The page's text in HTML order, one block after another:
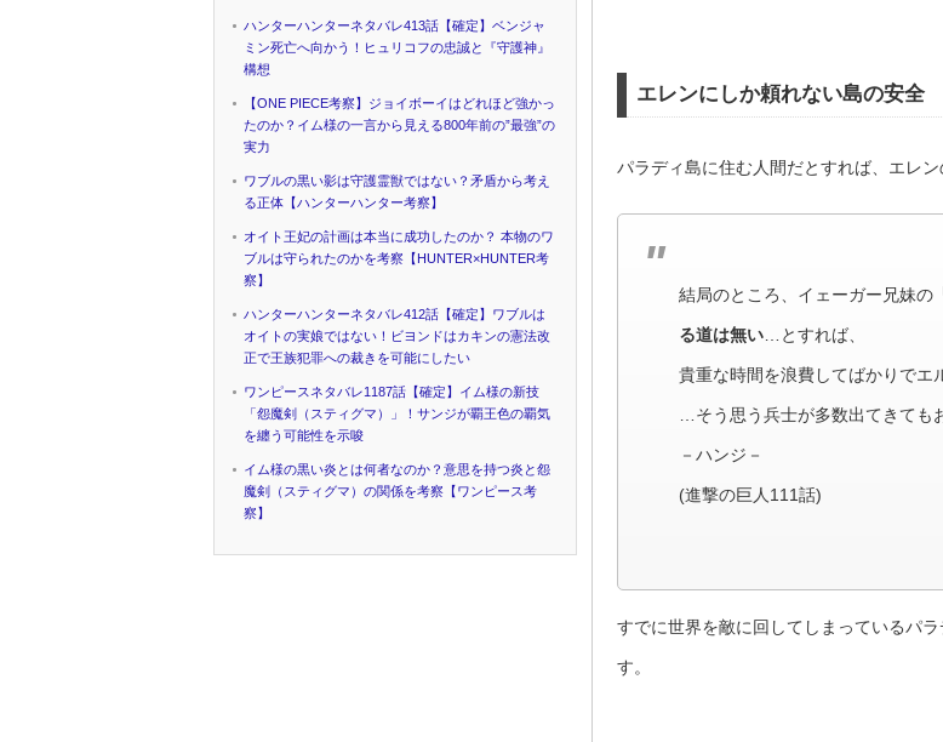
エレンにしか頼れない島の安全
パラディ島に住む人間だとすれば、エレ
結局のところ、イェーガー兄妹の
る道は無い …とすれば、
貴重な時間を浪費してばかりでエ
…そう思う兵士が多数出てきても
－ハンジ－
(進撃の巨人111話)
すでに世界を敵に回してしまっているパラ
す。
ハンターハンターネタバレ413話【確定】ベンジャ
ミン死亡へ向かう！ヒュリコフの忠誠と『守護神』
構想
【ONE PIECE考察】ジョイボーイはどれほど強かっ
たのか？イム様の一言から見える800年前の”最強”の
実力
ワブルの黒い影は守護霊獣ではない？矛盾から考え
る正体【ハンターハンター考察】
オイト王妃の計画は本当に成功したのか？ 本物のワ
ブルは守られたのかを考察【HUNTER×HUNTER考
察】
ハンターハンターネタバレ412話【確定】ワブルは
オイトの実娘ではない！ビヨンドはカキンの憲法改
正で王族犯罪への裁きを可能にしたい
ワンピースネタバレ1187話【確定】イム様の新技
「怨魔剣（スティグマ）」！サンジが覇王色の覇気
を纏う可能性を示唆
イム様の黒い炎とは何者なのか？意思を持つ炎と怨
魔剣（スティグマ）の関係を考察【ワンピース考
察】